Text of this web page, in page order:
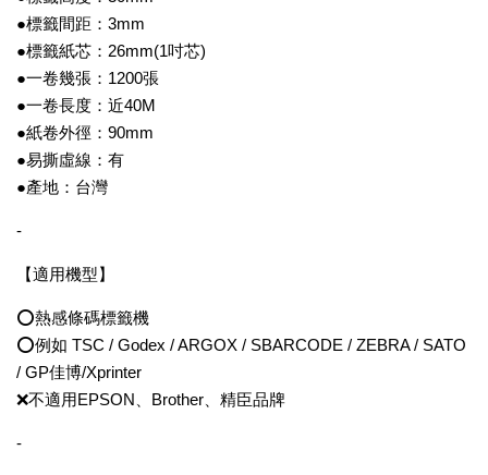
●標籤間距：3mm
●標籤紙芯：26mm(1吋芯)
●一卷幾張：1200張
●一卷長度：近40M
●紙卷外徑：90mm
●易撕虛線：有
●產地：台灣
-
【適用機型】
⭕熱感條碼標籤機
⭕例如 TSC / Godex / ARGOX / SBARCODE / ZEBRA / SATO
/ GP佳博/Xprinter
❌不適用EPSON、Brother、精臣品牌
-